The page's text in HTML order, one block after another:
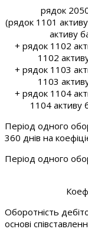
рядок
(рядок 1101
активу
+ рядок 1102
1102
+ рядок 1103
1103
+ рядок 1104
1104 активу
Період одного
360 днів на
Період одного
Оборотність
основі